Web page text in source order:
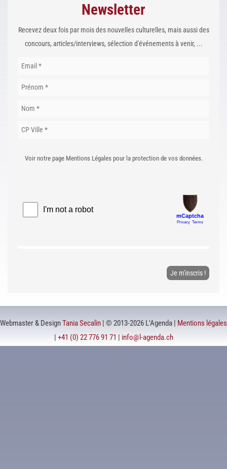
Newsletter
Recevez deux fois par mois des nouvelles culturelles, mais aussi des
concours, articles/interviews, sélection d'événements à venir, ...
Voir notre page Mentions Légales pour la protection de vos données.
Webmaster & DesignTania Secalin | © 2013-2026 L'Agenda | Mentions légales
| +41 (0) 22 776 91 71 | info@l-agenda.ch